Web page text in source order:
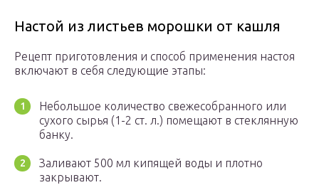
Настой из листьев морошки от кашля
Рецепт приготовления и способ применения настоя
включают в себя следующие этапы:
Небольшое количество свежесобранного или
сухого сырья (1-2 ст. л.) помещают в стеклянную
банку.
Заливают 500 мл кипящей воды и плотно
закрывают.